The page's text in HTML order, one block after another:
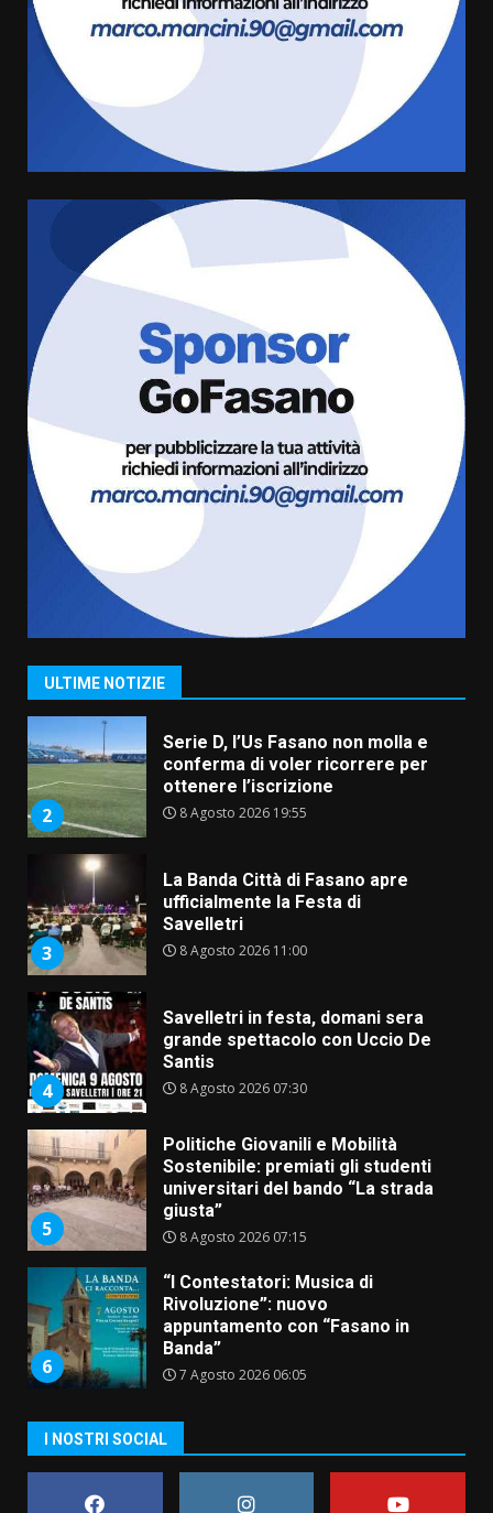
ULTIME NOTIZIE
Savelletri in festa, domani sera
grande spettacolo con Uccio De
Santis
Sostenibile: premiati gli studenti
universitari del bando “La strada
giusta”
8 Agosto 2026 07:15
“I Contestatori: Musica di
Rivoluzione”: nuovo
appuntamento con “Fasano in
Banda”
7 Agosto 2026 06:05
US Fasano, Scianaro: “Profonda
amarezza per esclusione dal
campionato di calcio”
7 Agosto 2026 06:00
1
Grande successo per la “Sagra
del Pesce Spada” a Savelletri
9 Agosto 2026 07:32
2
Serie D, l’Us Fasano non molla e
conferma di voler ricorrere per
ottenere l’iscrizione
8 Agosto 2026 19:55
3
La Banda Città di Fasano apre
ufficialmente la Festa di
Savelletri
8 Agosto 2026 11:00
4
Savelletri in festa, domani sera
grande spettacolo con Uccio De
Santis
8 Agosto 2026 07:30
5
Politiche Giovanili e Mobilità
Sostenibile: premiati gli studenti
universitari del bando “La strada
giusta”
8 Agosto 2026 07:15
6
“I Contestatori: Musica di
Rivoluzione”: nuovo
appuntamento con “Fasano in
Banda”
7 Agosto 2026 06:05
amarezza per esclusione dal
campionato di calcio”
7 Agosto 2026 06:00
I NOSTRI SOCIAL